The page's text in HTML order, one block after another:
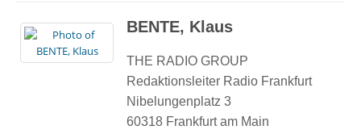
BENTE, Klaus
THE RADIO GROUP
Redaktionsleiter Radio Frankfurt
Nibelungenplatz 3
60318 Frankfurt am Main